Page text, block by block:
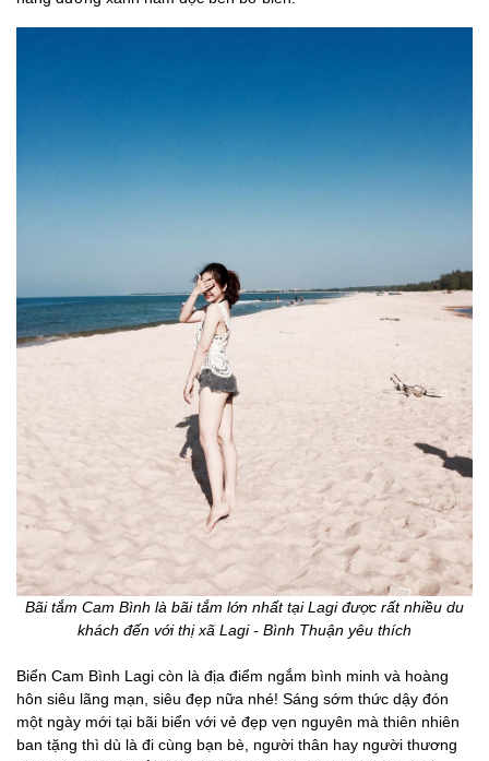
Bãi tắm Cam Bình là bãi tắm lớn nhất tại Lagi được rất nhiều du
khách đến với thị xã Lagi - Bình Thuận yêu thích
Biển Cam Bình Lagi còn là địa điểm ngắm bình minh và hoàng
hôn siêu lãng mạn, siêu đẹp nữa nhé! Sáng sớm thức dậy đón
một ngày mới tại bãi biển với vẻ đẹp vẹn nguyên mà thiên nhiên
ban tặng thì dù là đi cùng bạn bè, người thân hay người thương